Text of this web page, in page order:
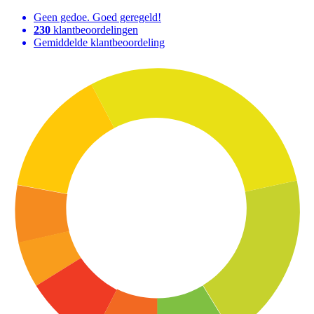
Geen gedoe. Goed geregeld!
230 klantbeoordelingen
Gemiddelde klantbeoordeling